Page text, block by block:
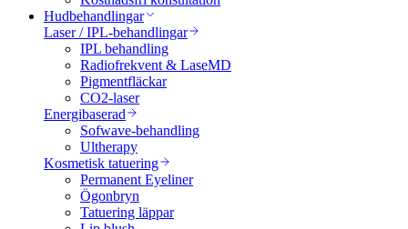
Hudbehandlingar
Laser / IPL-behandlingar
IPL behandling
Radiofrekvent & LaseMD
Pigmentfläckar
CO2-laser
Energibaserad
Sofwave-behandling
Ultherapy
Kosmetisk tatuering
Permanent Eyeliner
Ögonbryn
Tatuering läppar